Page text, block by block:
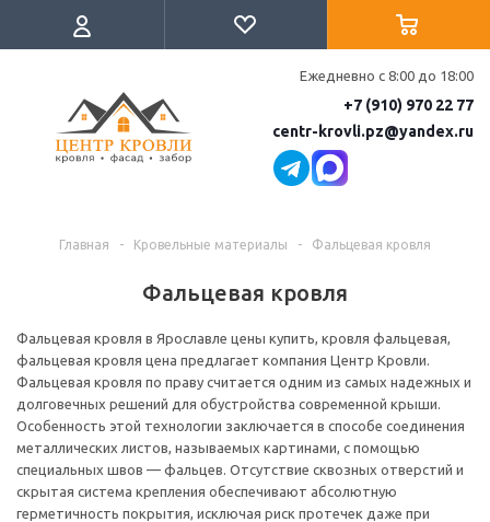
Ежедневно с 8:00 до 18:00
+7 (910) 970 22 77
centr-krovli.pz@yandex.ru
Главная - Кровельные материалы - Фальцевая кровля
Фальцевая кровля
Фальцевая кровля в Ярославле цены купить, кровля фальцевая,
фальцевая кровля цена предлагает компания Центр Кровли.
Фальцевая кровля по праву считается одним из самых надежных и
долговечных решений для обустройства современной крыши.
Особенность этой технологии заключается в способе соединения
металлических листов, называемых картинами, с помощью
специальных швов — фальцев. Отсутствие сквозных отверстий и
скрытая система крепления обеспечивают абсолютную
герметичность покрытия, исключая риск протечек даже при